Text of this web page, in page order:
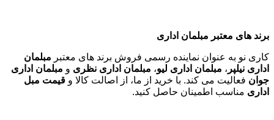
برند های معتبر مبلمان اداری
کاری نو به عنوان نماینده رسمی فروش برند های معتبر مبلمان
اداری نیلپر ، مبلمان اداری لیو، مبلمان اداری نظری و مبلمان اداری
جوان فعالیت می کند. با خرید از ما، از اصالت کالا و قیمت مبل
اداری مناسب اطمینان حاصل کنید.